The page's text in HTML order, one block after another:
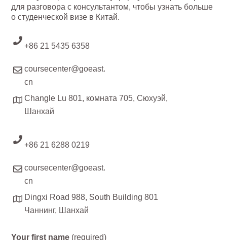
для разговора с консультантом, чтобы узнать больше
о студенческой визе в Китай.
+86 21 5435 6358
coursecenter@goeast.
cn
Changle Lu 801, комната 705, Сюхуэй,
Шанхай
+86 21 6288 0219
coursecenter@goeast.
cn
Dingxi Road 988, South Building 801
Чаннинг, Шанхай
Your first name (required)